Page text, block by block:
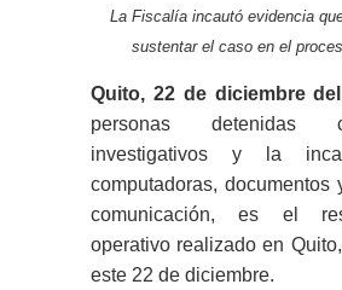
La Fiscalía incautó evidencia
sustentar el caso en el
Quito, 22 de diciembre
personas detenidas
investigativos y la
computadoras, documentos
comunicación, es el
operativo realizado en
este 22 de diciembre.